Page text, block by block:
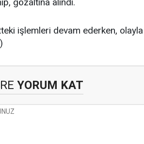
işlemleri devam ederken,
YORUM KAT